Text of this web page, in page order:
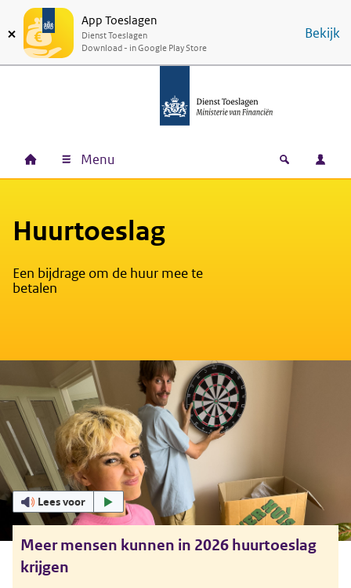
Ga naar hoofdinhoud
Ga direct naar hoofdnavigatie
Ga direct naar footer
Hoofdnavigatie
Home Menu Open
Huurtoeslag
Een bijdrage om de huur mee te
betalen
Lees voor
Uitgelicht
Meer mensen kunnen in 2026 huurtoeslag
krijgen
App Toeslagen
Dienst Toeslagen
Download - in Google Play Store
Bekijk